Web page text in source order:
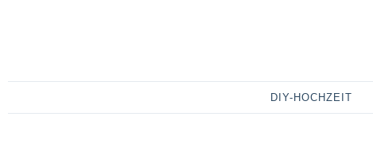
DIY-HOCHZEIT